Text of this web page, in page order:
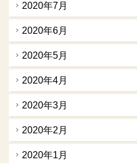
2020年7月
2020年6月
2020年5月
2020年4月
2020年3月
2020年2月
2020年1月